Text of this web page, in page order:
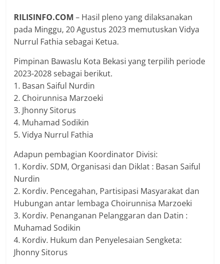
RILISINFO.COM– Hasil pleno yang dilaksanakan
pada Minggu, 20 Agustus 2023 memutuskan Vidya
Nurrul Fathia sebagai Ketua.
Pimpinan Bawaslu Kota Bekasi yang terpilih periode
2023-2028 sebagai berikut.
1. Basan Saiful Nurdin
2. Choirunnisa Marzoeki
3. Jhonny Sitorus
4. Muhamad Sodikin
5. Vidya Nurrul Fathia
Adapun pembagian Koordinator Divisi:
1. Kordiv. SDM, Organisasi dan Diklat : Basan Saiful
Nurdin
2. Kordiv. Pencegahan, Partisipasi Masyarakat dan
Hubungan antar lembaga Choirunnisa Marzoeki
3. Kordiv. Penanganan Pelanggaran dan Datin :
Muhamad Sodikin
4. Kordiv. Hukum dan Penyelesaian Sengketa:
Jhonny Sitorus